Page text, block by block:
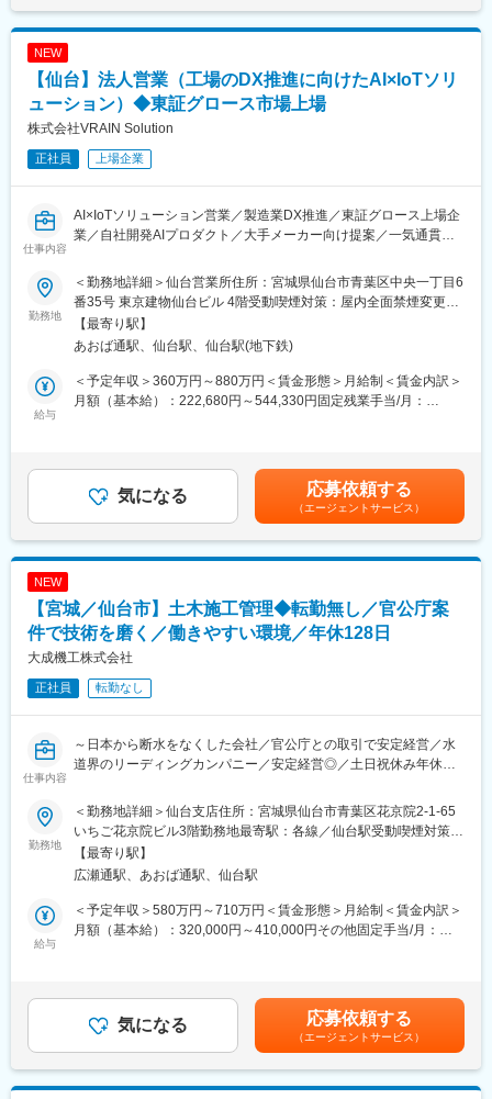
キャリアアップを目指す方にも最適です◎
入社してから実際に現場や製造工場に行って2週間程の研修を行い
ます。
最初は先輩社員と一緒にお客様の担当を行い、スキルに合わせて
変更の範囲：会社の定める業務
・会計事務所新規開拓
・条件交渉（対顧客（投資家）、対紹介者）
・社内管理担当部署と連携の上、既存案件の管理
・部下の育成、管理
出
・セミナー共催先企業の獲得や講演登壇者との関係性構築並びに
【ミッション】
各エリアのより多くの経営者や投資家へ投資商品を提供し、お客
様の資産面での課題解決がミッションとなります。
課題を深堀りしながら提案していただきます。
また7,000超の会計事務所・150超の金融機関と提携を結んでお
・営業資料や数値管理、クライアント対応（電話、メール）、契
約書や資料作成などは営業アシスタントでサポートしておりま
・ご自身の販売活動に専念頂ける環境が整っております。
・日本型オペレーティング・リース説明動画：
https://youtu.be/avkFVZI9yDk
NEW
【仙台】法人営業（工場のDX推進に向けたAI×IoTソリ
ューション）◆東証グロース市場上場
株式会社VRAIN Solution
正社員 上場企業
仕事内容
AI×IoTソリューション営業／製造業DX推進／東証グロース上場企
業／自社開発AIプロダクト／大手メーカー向け提案／一気通貫の
■業務内容：
当社は、国内大手メーカーを中心に工場のDX推進に向けてAI×IoT
によるソリューションを提供をしております。
具体的な業務としては、リード獲得、認知獲得、資料作成、提
案、テスト、効果検証、クロージング、アフターフォローなどク
の獲得までのプロセスはアポ獲得、初期商談、テスト対応などを
通じて、クライアントの現場課題やプロダクト、ソリューション
理解を通じて、受注のスキルを身に着けてもらいます。数千万円
■業務詳細：
・新規顧客獲得(訪問・架電)
・ワークサンプルテスト(撮像条件選定：カメラ／レンズ／照明等
・報告書作成 ・納品作業(設置、撮像の再現、AIソフトウェア動作
確認、各種チューニング、ネットワーク配線調整、正常稼働確
・納品後アフターフォロー
■当社について
2024年2月に創業から3年11か月で上場した「モノづくりのあり方
場のデファクトスタンダードの構築」を目指す会社です。
通じた課題解決型ソリューションを提供しています。
現在はAI外観検査事業およびコンサルティング事業を中心に事業
た、自社製のAIソフトウェア×IoTによる新たなソリューション領
勤務地
＜勤務地詳細＞仙台営業所住所：宮城県仙台市青葉区中央一丁目6
番35号 東京建物仙台ビル 4階受動喫煙対策：屋内全面禁煙変更の
範囲：会社の定める事業所
【最寄り駅】
あおば通駅、仙台駅、仙台駅(地下鉄)
給与
＜予定年収＞360万円～880万円＜賃金形態＞月給制＜賃金内訳＞
月額（基本給）：222,680円～544,330円固定残業手当/月：
経験、スキル、年齢を考慮の上、当社規定により決定します。※年
収構成は、月給×12ヶ月となります。■人事評価：年2回※評価に応
じて給与改定を実施賃金はあくまでも目安の金額であり、選考を
通じて上下する可能性があります。月給(月額)は固定手当を含めた
表記です。
気になる 応募依頼する
（エージェントサービス）
NEW
【宮城／仙台市】土木施工管理◆転勤無し／官公庁案
件で技術を磨く／働きやすい環境／年休128日
大成機工株式会社
正社員 転勤なし
仕事内容
～日本から断水をなくした会社／官公庁との取引で安定経営／水
道界のリーディングカンパニー／安定経営◎／土日祝休み年休
◎上水道インフラに特化した安定事業（景気に左右されにくい）
◎元請案件が中心で、裁量を持って現場を任せられる
◎受注金額5,000万円～1億円規模の水道工事でやりがいあり
■業務内容
・上水道工事における土木施工管理
・元請案件を中心に担当（1人1現場）
・現場代理人業務、協力会社との調整業務、会議
勤務地
＜勤務地詳細＞仙台支店住所：宮城県仙台市青葉区花京院2-1-65
いちご花京院ビル3階勤務地最寄駅：各線／仙台駅受動喫煙対策：
屋内全面禁煙変更の範囲：無
【最寄り駅】
広瀬通駅、あおば通駅、仙台駅
給与
＜予定年収＞580万円～710万円＜賃金形態＞月給制＜賃金内訳＞
月額（基本給）：320,000円～410,000円その他固定手当/月：
資格手当15,000円＋施工管理手当23,000円＋技能手当5,000円※入
社初年度最初の賞与は規程によります。賃金はあくまでも目安の
金額であり、選考を通じて上下する可能性があります。月給(月額)
は固定手当を含めた表記です。
気になる 応募依頼する
（エージェントサービス）